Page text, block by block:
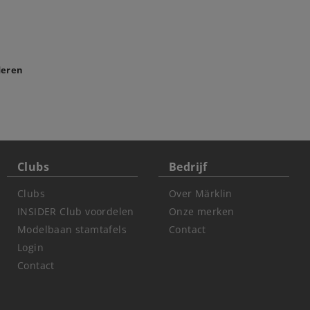
Clubs
Clubs
INSIDER Club voordelen
Modelbaan stamtafels
Login
Contact
Bedrijf
Over Märklin
Onze merken
Contact